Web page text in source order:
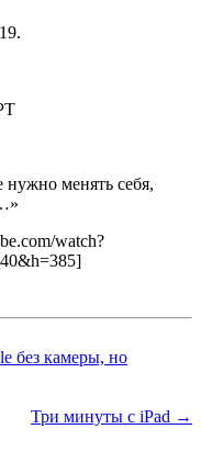
менять себя,
watch?
без камеры, но
Три минуты с iPad →